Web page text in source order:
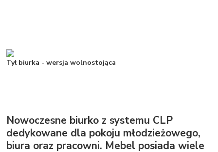
Tył biurka - wersja wolnostojąca
Nowoczesne biurko z systemu CLP
dedykowane dla pokoju młodzieżowego,
biura oraz pracowni. Mebel posiada wiele